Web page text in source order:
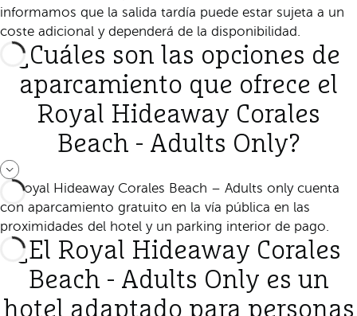
informamos que la salida tardía puede estar sujeta a un
coste adicional y dependerá de la disponibilidad.
¿Cuáles son las opciones de
aparcamiento que ofrece el
Royal Hideaway Corales
Beach - Adults Only?
El Royal Hideaway Corales Beach – Adults only cuenta
con aparcamiento gratuito en la vía pública en las
proximidades del hotel y un parking interior de pago.
¿El Royal Hideaway Corales
Beach - Adults Only es un
hotel adaptado para personas